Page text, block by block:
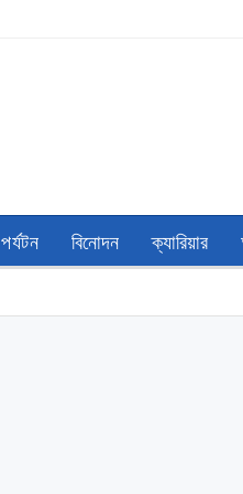
পর্যটন বিনোদন ক্যারিয়ার